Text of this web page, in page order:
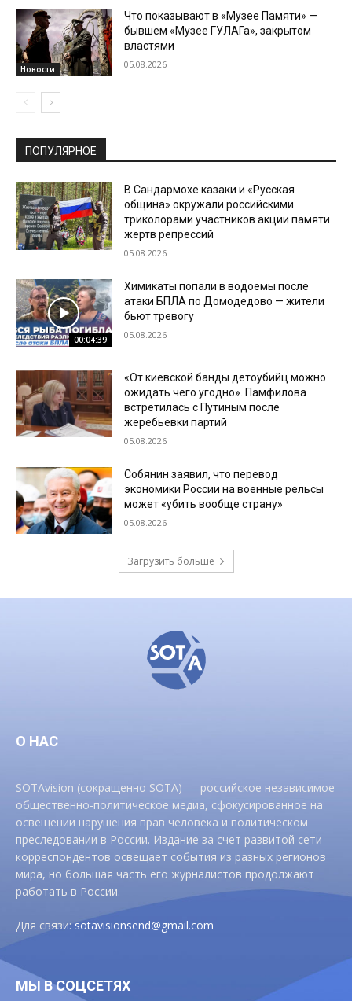
Новости
Что показывают в «Музее Памяти» —
бывшем «Музее ГУЛАГа», закрытом
властями
05.08.2026
ПОПУЛЯРНОЕ
В Сандармохе казаки и «Русская
община» окружали российскими
триколорами участников акции памяти
жертв репрессий
05.08.2026
00:04:39
Химикаты попали в водоемы после
атаки БПЛА по Домодедово — жители
бьют тревогу
05.08.2026
«От киевской банды детоубийц можно
ожидать чего угодно». Памфилова
встретилась с Путиным после
жеребьевки партий
05.08.2026
Собянин заявил, что перевод
экономики России на военные рельсы
может «убить вообще страну»
05.08.2026
Загрузить больше
О НАС
SOTAvision (сокращенно SOTA) — российское независимое
общественно-политическое медиа, сфокусированное на
освещении нарушения прав человека и политическом
преследовании в России. Издание за счет развитой сети
корреспондентов освещает события из разных регионов
мира, но большая часть его журналистов продолжают
работать в России.
Для связи:sotavisionsend@gmail.com
МЫ В СОЦСЕТЯХ